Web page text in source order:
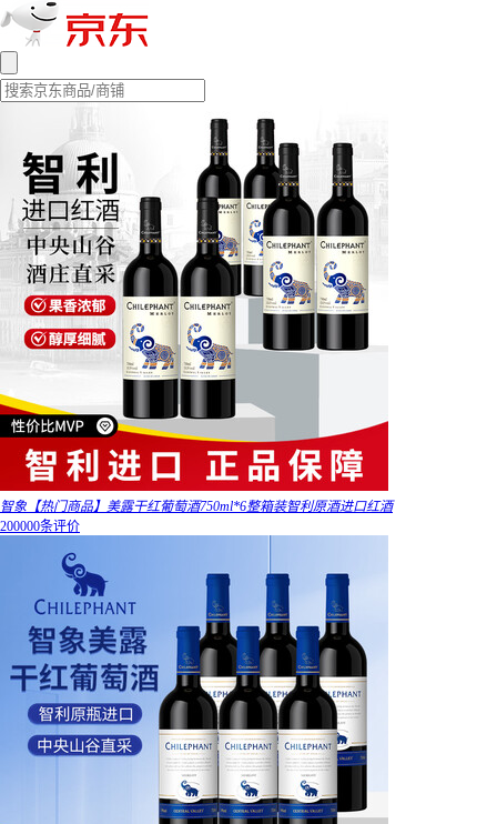
智象【热门商品】美露干红葡萄酒750ml*6整箱装智利原酒进口红酒
200000条评价